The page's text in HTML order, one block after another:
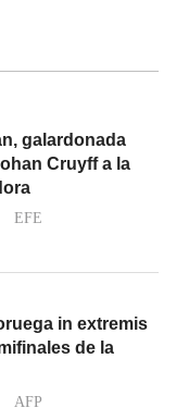
galardonada
Cruyff a la
EFE
in extremis
de la
AFP